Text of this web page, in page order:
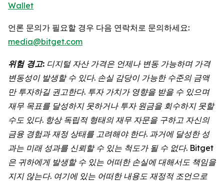
Wallet
언론 문의가 필요할 경우 다음 연락처로 문의하세요:
media@bitget.com
위험 경고: 디지털 자산 가격은 언제나 변동 가능하며 가격
변동성이 발생할 수 있다. 손실 감당이 가능한 수준의 금액
만 투자하길 권고한다. 투자 가치가 영향을 받을 수 있으며
재무 목표를 달성하지 못하거나 투자 원금을 회수하지 못할
수도 있다. 항상 독립적 형태의 재무 자문을 구하고 자신의
금융 경험과 재정 상태를 고려해야 한다. 과거에 달성한 성
과는 미래 성과를 신뢰할 수 있는 척도가 될 수 없다. Bitget
은 귀하에게 발생할 수 있는 어떠한 손실에 대해서도 책임을
지지 않는다. 여기에 있는 어떠한 내용도 재정적 조언으로